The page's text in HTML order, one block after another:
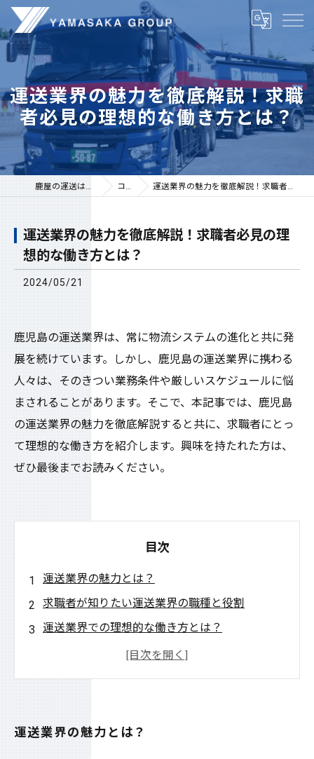
運送業界の魅力を徹底解説！求職
者必見の理想的な働き方とは？
鹿屋の運送は株式会社山坂 コラム 運送業界の魅力を徹底解説！求職者必見の理想的な働き方とは？
運送業界の魅力を徹底解説！求職者必見の理
想的な働き方とは？
2024/05/21
鹿児島の運送業界は、常に物流システムの進化と共に発
展を続けています。しかし、鹿児島の運送業界に携わる
人々は、そのきつい業務条件や厳しいスケジュールに悩
まされることがあります。そこで、本記事では、鹿児島
の運送業界の魅力を徹底解説すると共に、求職者にとっ
て理想的な働き方を紹介します。興味を持たれた方は、
ぜひ最後までお読みください。
目次
運送業界の魅力とは？
求職者が知りたい運送業界の職種と役割
運送業界での理想的な働き方とは？
運送業界でのキャリアアップのために必要なス
運送業界における仕事のやりがいとは？
運送業界の魅力とは？